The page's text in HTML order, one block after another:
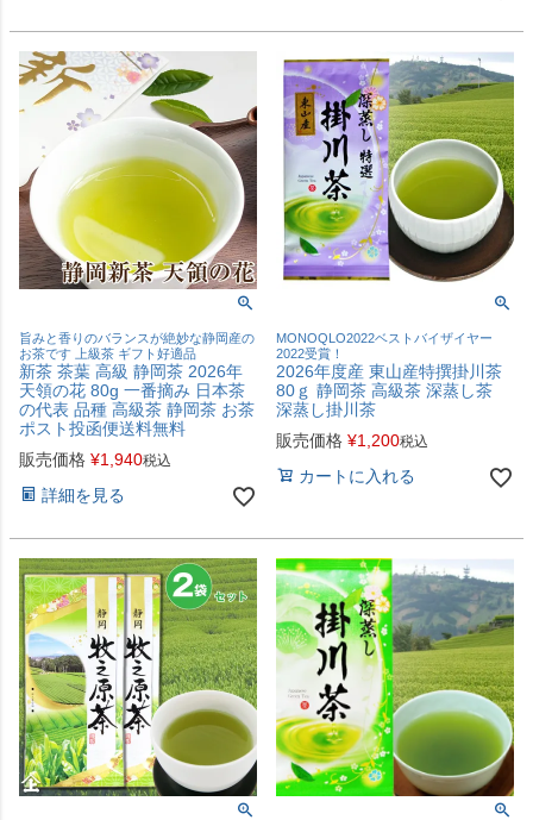
旨みと香りのバランスが絶妙な静岡産の
お茶です 上級茶 ギフト好適品
新茶 茶葉 高級 静岡茶 2026年
天領の花 80g 一番摘み 日本茶
の代表 品種 高級茶 静岡茶 お茶
ポスト投函便送料無料
販売価格 ¥1,940税込
詳細を見る
MONOQLO2022ベストバイザイヤー
2022受賞！
2026年度産 東山産特撰掛川茶
80ｇ 静岡茶 高級茶 深蒸し茶
深蒸し掛川茶
販売価格 ¥1,200税込
カートに入れる